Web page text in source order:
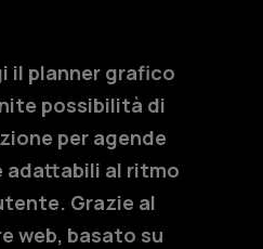
il planner grafico
possibilità di
per agende
adattabili al ritmo
Grazie al
web, basato su